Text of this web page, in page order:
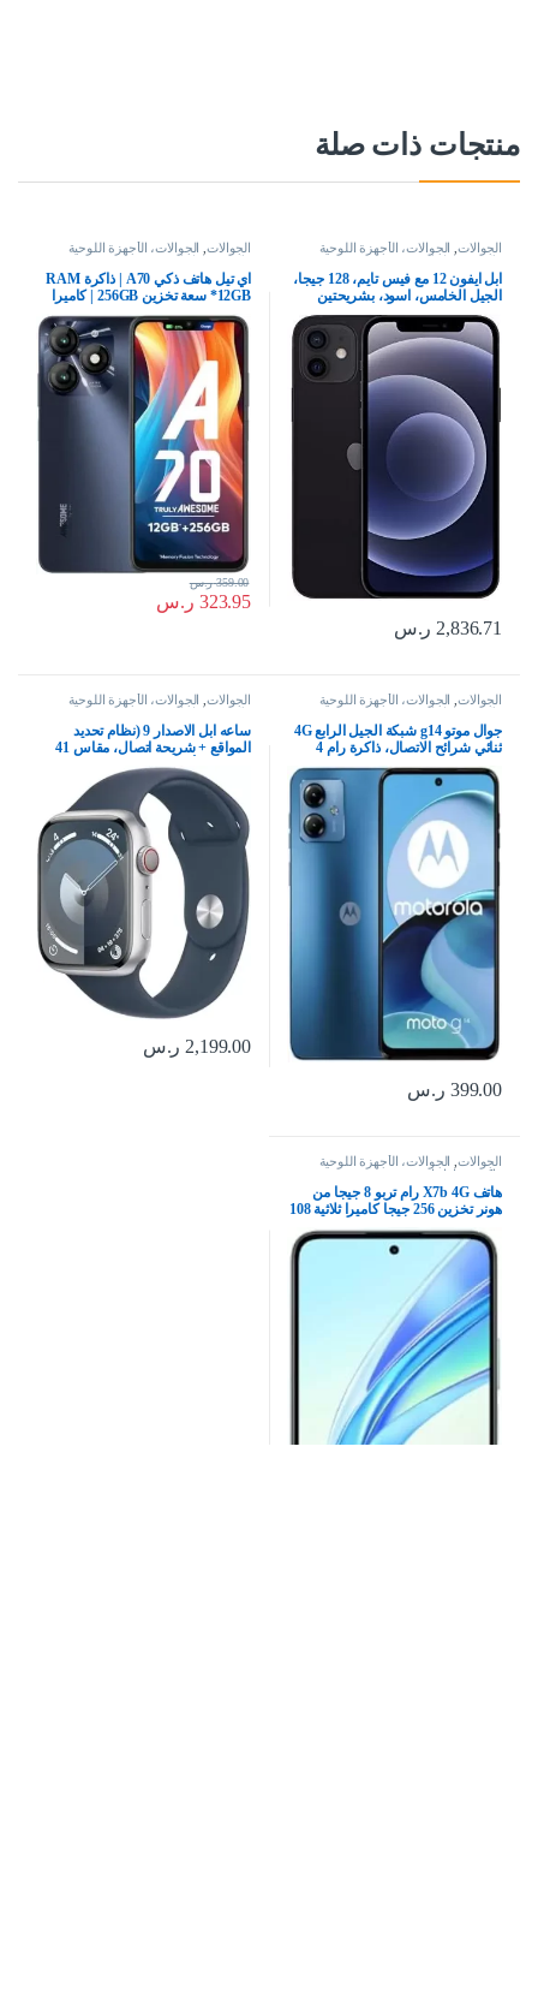
منتجات ذات صلة
الجوالات الجوالات، الأجهزة اللوحية
وإكسسواراتها
ابل ايفون 12 مع فيس تايم، 128 جيجا،
الجيل الخامس، اسود، بشريحتين
2,836.71 ر.س
الجوالات الجوالات، الأجهزة اللوحية
وإكسسواراتها
اي تيل هاتف ذكي A70 | ذاكرة RAM
12GB* سعة تخزين 256GB | كاميرا
سيلفي بالذكاء الاصطناعي 8MP |
بطارية 5000mAh | شحن من النوع C
| شريط ديناميكي | اسود ستارليش،
بشريحتين
323.95 ر.س
359.00 ر.س
الجوالات الجوالات، الأجهزة اللوحية
وإكسسواراتها
جوال موتو g14 شبكة الجيل الرابع 4G
ثنائي شرائح الاتصال، ذاكرة رام 4
جيجابايت وذاكرة داخلية 128 جيجابايت
وشاشة بدقة FHD+ بمعدل تحديث 60
هرتز وكاميرا بدقة 50 ميجابكسل من
موتورولا، لون أزرق سماوي
399.00 ر.س
الجوالات الجوالات، الأجهزة اللوحية
وإكسسواراتها
ساعه ابل الاصدار 9‏ (نظام تحديد
المواقع + شريحة اتصال، مقاس 41
مم) إطار ألومنيوم فضي مع حزام
رياضي بلون أزرق عاصف – مقاس
M/L
2,199.00 ر.س
الجوالات
الجوالات، الأجهزة اللوحية
وإكسسواراتها
هاتف X7b 4G رام تربو 8 جيجا من
هونر تخزين 256 جيجا كاميرا ثلاثية 108
بطارية 6000 مللي أمبير شحن 35 واط
شرائح اتصال اندرويد 13 أخضر زمردي